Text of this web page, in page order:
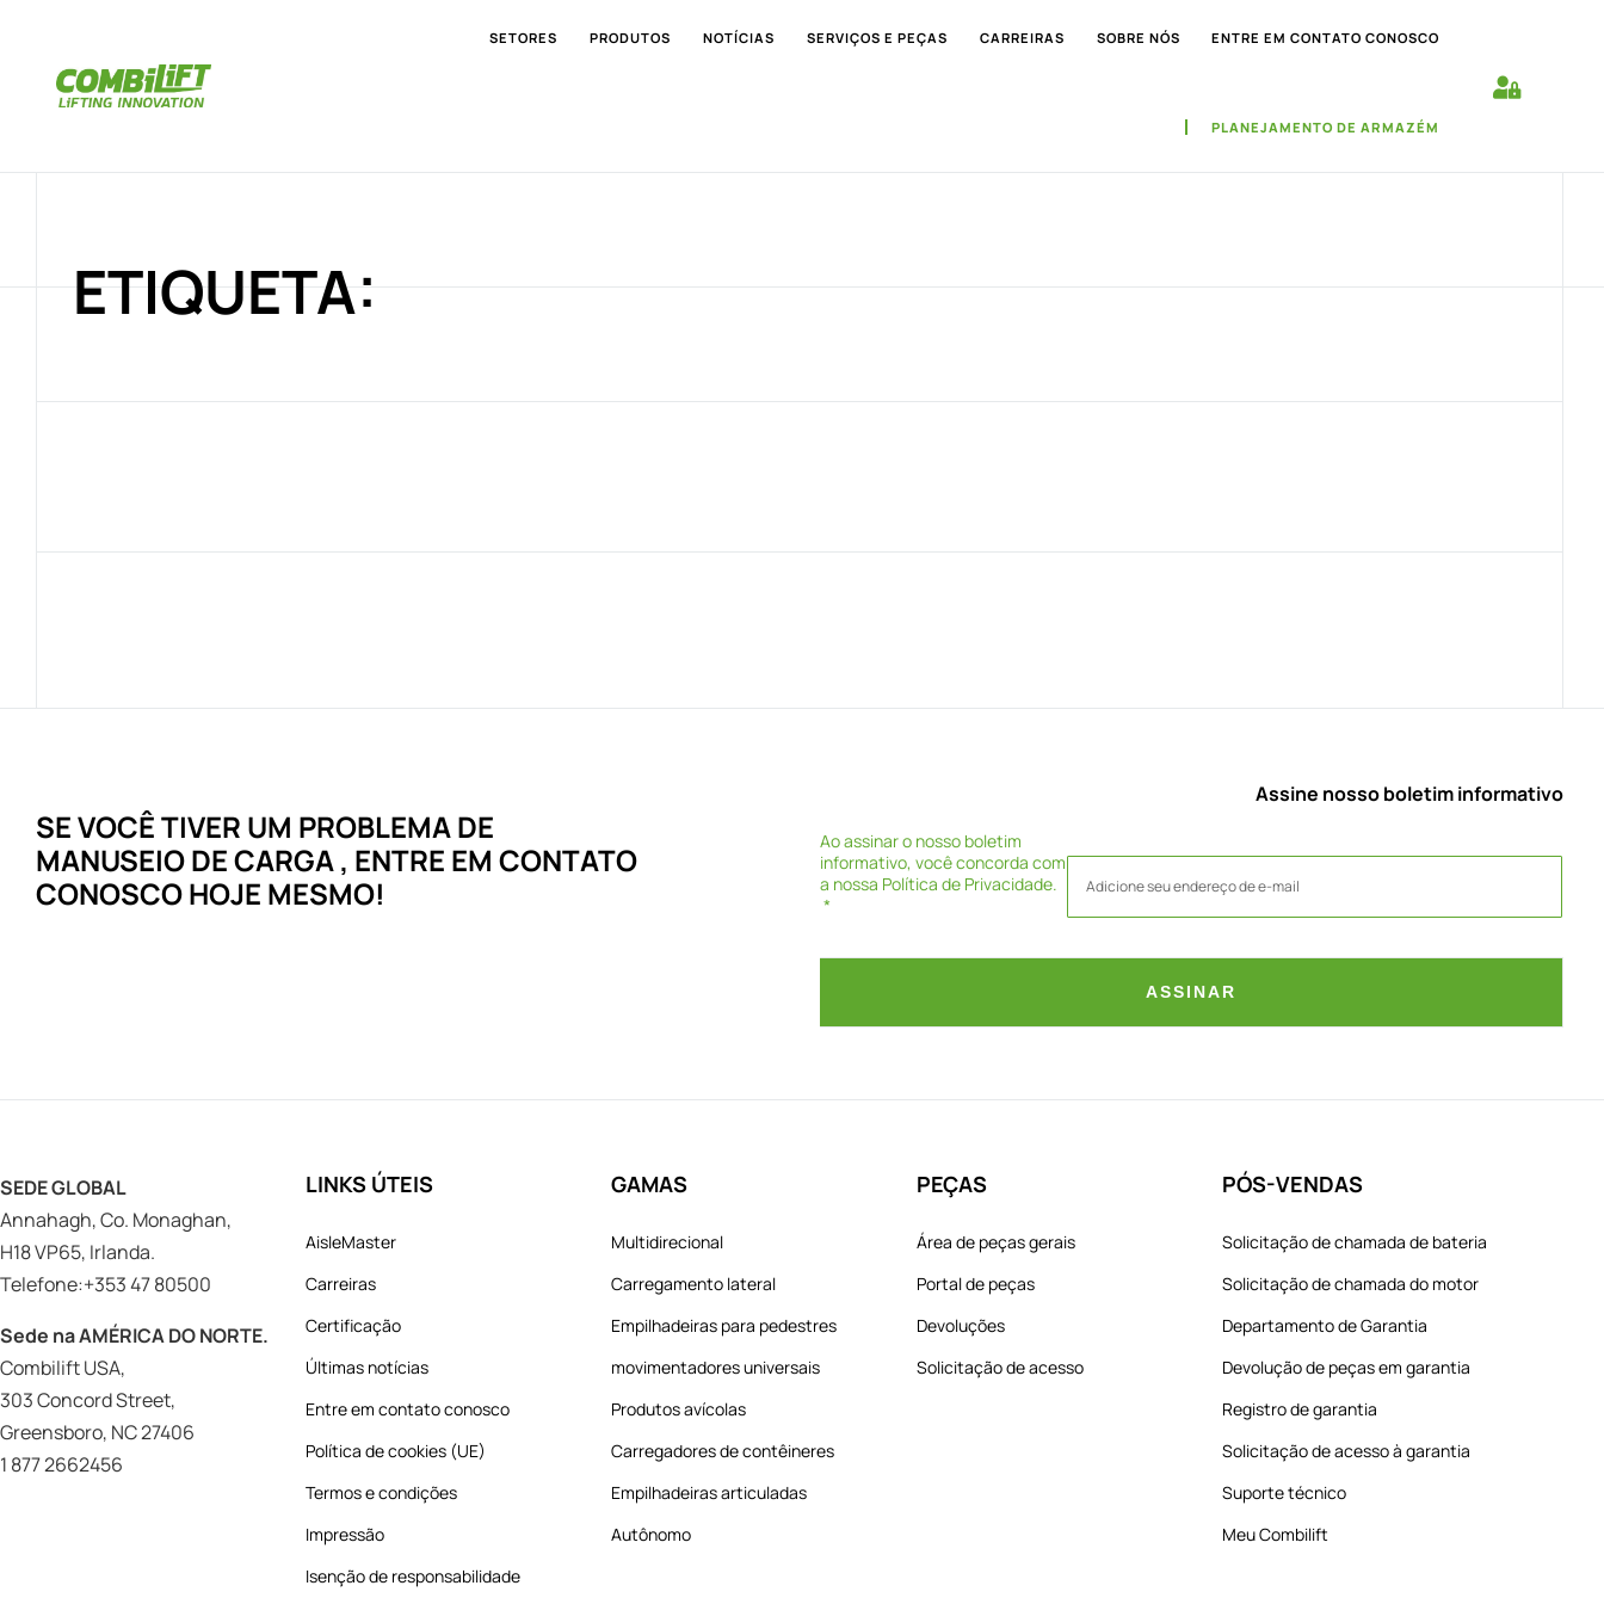
SETORES PRODUTOS NOTÍCIAS SERVIÇOS E PEÇAS CARREIRAS SOBRE NÓS ENTRE EM CONTATO CONOSCO
PLANEJAMENTO DE ARMAZÉM
ETIQUETA:
SE VOCÊ TIVER UM PROBLEMADE
MANUSEIO DE CARGA, ENTRE EM CONTATO
CONOSCO HOJE MESMO!
Assine nosso boletim informativo
Ao assinar o nosso boletim
informativo, você concorda com
a nossa Política de Privacidade.
ASSINAR
SEDE GLOBAL
Annahagh, Co. Monaghan,
H18 VP65, Irlanda.
Telefone:+353 47 80500
Sede na AMÉRICA DO NORTE.
Combilift USA,
303 Concord Street,
Greensboro, NC 27406
1 877 2662456
LINKS ÚTEIS
AisleMaster
Carreiras
Certificação
Últimas notícias
Entre em contato conosco
Política de cookies (UE)
Termos e condições
Impressão
Isenção de responsabilidade
GAMAS
Multidirecional
Carregamento lateral
Empilhadeiras para pedestres
movimentadores universais
Produtos avícolas
Carregadores de contêineres
Empilhadeiras articuladas
Autônomo
PEÇAS
Área de peças gerais
Portal de peças
Devoluções
Solicitação de acesso
PÓS-VENDAS
Solicitação de chamada de bateria
Solicitação de chamada do motor
Departamento de Garantia
Devolução de peças em garantia
Registro de garantia
Solicitação de acesso à garantia
Suporte técnico
Meu Combilift